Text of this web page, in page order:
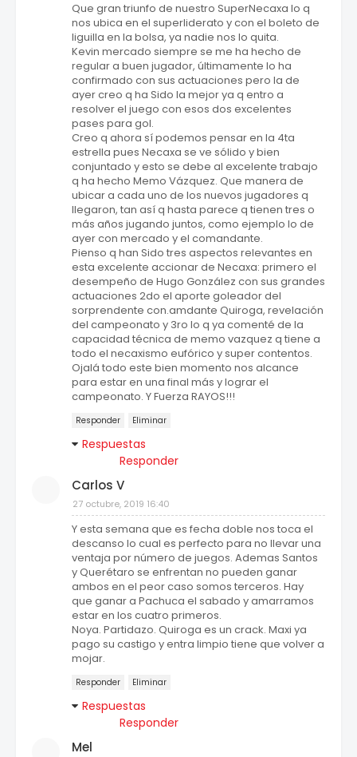
Que gran triunfo de nuestro SuperNecaxa lo q
nos ubica en el superliderato y con el boleto de
liguilla en la bolsa, ya nadie nos lo quita.
Kevin mercado siempre se me ha hecho de
regular a buen jugador, últimamente lo ha
confirmado con sus actuaciones pero la de
ayer creo q ha Sido la mejor ya q entro a
resolver el juego con esos dos excelentes
pases para gol.
Creo q ahora sí podemos pensar en la 4ta
estrella pues Necaxa se ve sólido y bien
conjuntado y esto se debe al excelente trabajo
q ha hecho Memo Vázquez. Que manera de
ubicar a cada uno de los nuevos jugadores q
llegaron, tan así q hasta parece q tienen tres o
más años jugando juntos, como ejemplo lo de
ayer con mercado y el comandante.
Pienso q han Sido tres aspectos relevantes en
esta excelente accionar de Necaxa: primero el
desempeño de Hugo González con sus grandes
actuaciones 2do el aporte goleador del
sorprendente con.amdante Quiroga, revelación
del campeonato y 3ro lo q ya comenté de la
capacidad técnica de memo vazquez q tiene a
todo el necaxismo eufórico y super contentos.
Ojalá todo este bien momento nos alcance
para estar en una final más y lograr el
campeonato. Y Fuerza RAYOS!!!
Responder Eliminar
Respuestas
Responder
Carlos V
27 octubre, 2019 16:40
Y esta semana que es fecha doble nos toca el
descanso lo cual es perfecto para no llevar una
ventaja por número de juegos. Ademas Santos
y Querétaro se enfrentan no pueden ganar
ambos en el peor caso somos terceros. Hay
que ganar a Pachuca el sabado y amarramos
estar en los cuatro primeros.
Noya. Partidazo. Quiroga es un crack. Maxi ya
pago su castigo y entra limpio tiene que volver a
mojar.
Responder Eliminar
Respuestas
Responder
Mel